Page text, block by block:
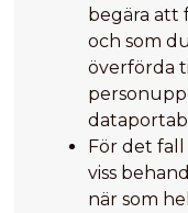
begära att
och som
överförda
För det fall
viss
när som